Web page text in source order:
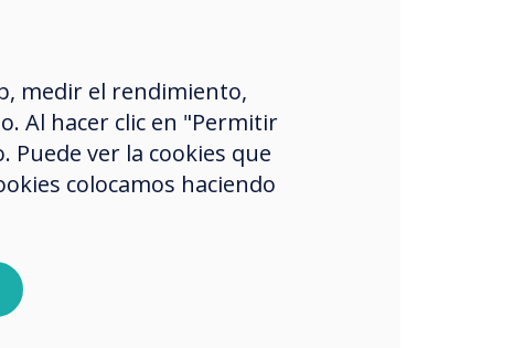
students on
buttons
medir el rendimiento,
Al hacer clic en "Permitir
Puede ver la cookies que
colocamos haciendo